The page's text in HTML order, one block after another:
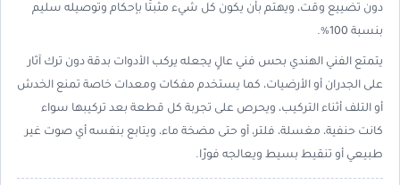
دون تضييع وقت، ويهتم بأن يكون كل شيء مثبتًا بإحكام وتوصيله سليم
بنسبة 100%.
يتمتع الفني الهندي بحس فني عالٍ يجعله يركب الأدوات بدقة دون ترك آثار
على الجدران أو الأرضيات، كما يستخدم مفكات ومعدات خاصة تمنع الخدش
أو التلف أثناء التركيب، ويحرص على تجربة كل قطعة بعد تركيبها سواء
كانت حنفية، مغسلة، فلتر، أو حتى مضخة ماء، ويتابع بنفسه أي صوت غير
طبيعي أو تنقيط بسيط ويعالجه فورًا.